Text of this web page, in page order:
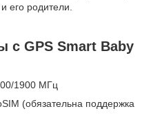
его родители.
с GPS Smart Baby
1900 МГц
(обязательна поддержка